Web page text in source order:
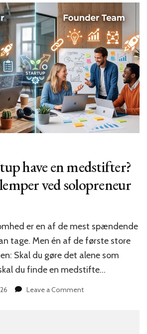
hacking
strategier
der
faktisk
virker
for
bootstrapped
startups
have en medstifter?
ved solopreneur
er en af de mest spændende
tage. Men én af de første store
Skal du gøre det alene som
du finde en medstifte…
Leave a Commenton